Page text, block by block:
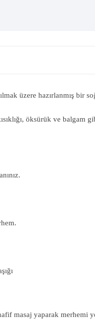
üzere hazırlanmış bir
öksürük ve balgam
masaj yaparak merhemi